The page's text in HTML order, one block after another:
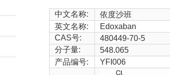
中文名称:
依度沙班
英文名称:
Edoxaban
CAS号:
480449-70-5
分子量:
548.065
产品编号:
YFI006